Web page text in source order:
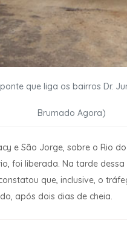
que liga os bairros Dr.
Brumado Agora)
e São Jorge, sobre o Rio
foi liberada. Na tarde
que, inclusive, o
após dois dias de cheia.